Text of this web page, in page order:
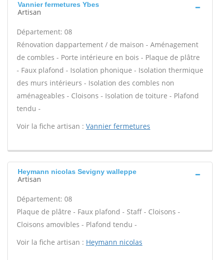
Vannier fermetures Ybes
Artisan
Département: 08
Rénovation dappartement / de maison - Aménagement
de combles - Porte intérieure en bois - Plaque de plâtre
- Faux plafond - Isolation phonique - Isolation thermique
des murs intérieurs - Isolation des combles non
aménageables - Cloisons - Isolation de toiture - Plafond
tendu -
Voir la fiche artisan : Vannier fermetures
Heymann nicolas Sevigny walleppe
Artisan
Département: 08
Plaque de plâtre - Faux plafond - Staff - Cloisons -
Cloisons amovibles - Plafond tendu -
Voir la fiche artisan : Heymann nicolas